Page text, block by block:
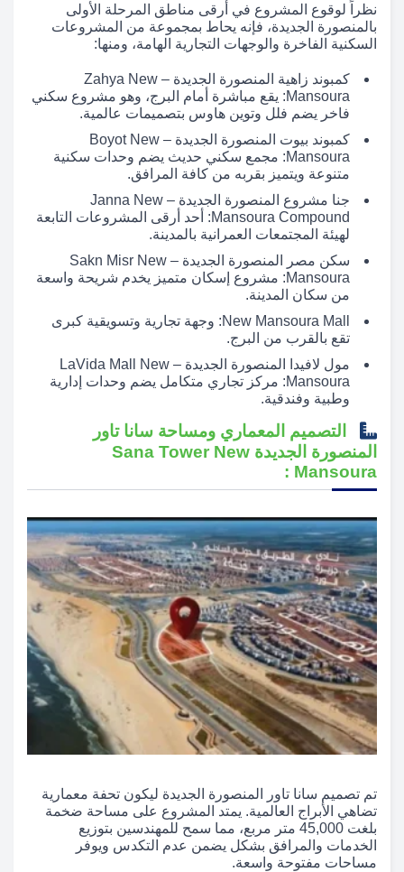
نظراً لوقوع المشروع في أرقى مناطق المرحلة الأولى
بالمنصورة الجديدة، فإنه يحاط بمجموعة من المشروعات
السكنية الفاخرة والوجهات التجارية الهامة، ومنها:
كمبوند زاهية المنصورة الجديدة – Zahya New
Mansoura: يقع مباشرة أمام البرج، وهو مشروع سكني
فاخر يضم فلل وتوين هاوس بتصميمات عالمية.
كمبوند بيوت المنصورة الجديدة – Boyot New
Mansoura: مجمع سكني حديث يضم وحدات سكنية
متنوعة ويتميز بقربه من كافة المرافق.
جنا مشروع المنصورة الجديدة – Janna New
Mansoura Compound: أحد أرقى المشروعات التابعة
لهيئة المجتمعات العمرانية بالمدينة.
سكن مصر المنصورة الجديدة – Sakn Misr New
Mansoura: مشروع إسكان متميز يخدم شريحة واسعة
من سكان المدينة.
New Mansoura Mall: وجهة تجارية وتسويقية كبرى
تقع بالقرب من البرج.
مول لافيدا المنصورة الجديدة – LaVida Mall New
Mansoura: مركز تجاري متكامل يضم وحدات إدارية
وطبية وفندقية.
التصميم المعماري ومساحة سانا تاور
المنصورة الجديدة Sana Tower New
Mansoura :
تم تصميم سانا تاور المنصورة الجديدة ليكون تحفة معمارية
تضاهي الأبراج العالمية. يمتد المشروع على مساحة ضخمة
بلغت 45,000 متر مربع، مما سمح للمهندسين بتوزيع
الخدمات والمرافق بشكل يضمن عدم التكدس ويوفر
مساحات مفتوحة واسعة.